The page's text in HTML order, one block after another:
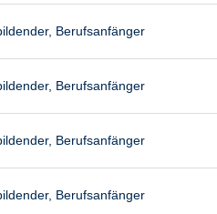
Berufsanfänger
Berufsanfänger
Berufsanfänger
Berufsanfänger